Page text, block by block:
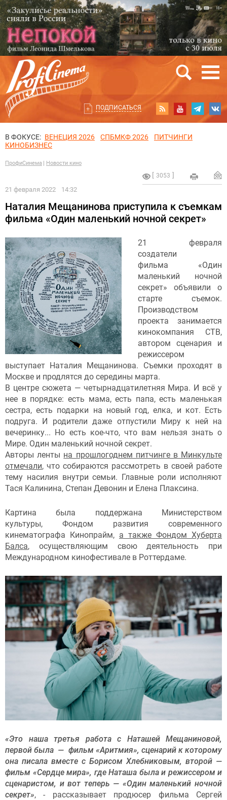
ПОДПИСАТЬСЯ
В ФОКУСЕ: ВЕНЕЦИЯ 2026 СПБМКФ 2026
ПИТЧИНГИ
КИНОБИЗНЕС
ПрофиСинема Новости кино
3053
21 февраля 2022 14:32
Наталия Мещанинова приступила к съемкам
фильма «Один маленький ночной секрет»
21 февраля
создатели
фильма «Один
маленький ночной
секрет» объявили о
старте съемок.
Производством
проекта занимается
кинокомпания СТВ,
автором сценария и
режиссером
выступает Наталия Мещанинова. Съемки проходят в
Москве и продлятся до середины марта.
В центре сюжета — четырнадцатилетняя Мира. И всё у
нее в порядке: есть мама, есть папа, есть маленькая
сестра, есть подарки на новый год, елка, и кот. Есть
подруга. И родители даже отпустили Миру к ней на
вечеринку... Но есть кое-что, что вам нельзя знать о
Мире. Один маленький ночной секрет.
Авторы ленты на прошлогоднем питчинге в Минкульте
отмечали, что собираются рассмотреть в своей работе
тему насилия внутри семьи. Главные роли исполняют
Тася Калинина, Степан Девонин и Елена Плаксина.
Картина была поддержана Министерством
культуры, Фондом развития современного
кинематографа Кинопрайм, а также Фондом Хуберта
Балса, осуществляющим свою деятельность при
Международном кинофестивале в Роттердаме.
«Это наша третья работа с Наташей Мещаниновой,
первой была — фильм «Аритмия», сценарий к которому
она писала вместе с Борисом Хлебниковым, второй —
фильм «Сердце мира», где Наташа была и режиссером и
сценаристом, и вот теперь — «Один маленький ночной
секрет», - рассказывает продюсер фильма Сергей